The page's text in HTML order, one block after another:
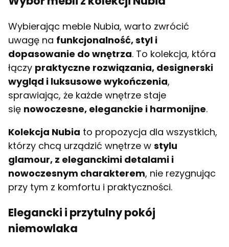
Wybierając meble Nubia, warto zwrócić
uwagę na funkcjonalność, styl i
dopasowanie do wnętrza. To kolekcja, która
łączy praktyczne rozwiązania, designerski
wygląd i luksusowe wykończenia,
sprawiając, że każde wnętrze staje
się nowoczesne, eleganckie i harmonijne.
Kolekcja Nubia to propozycja dla wszystkich,
którzy chcą urządzić wnętrze w stylu
glamour, z eleganckimi detalami i
nowoczesnym charakterem, nie rezygnując
przy tym z komfortu i praktyczności.
Elegancki i przytulny pokój
niemowlaka